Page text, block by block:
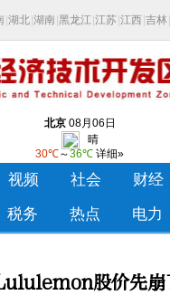
股价先崩